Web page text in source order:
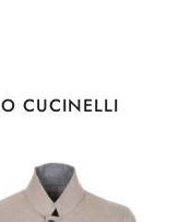
CUCINELLI